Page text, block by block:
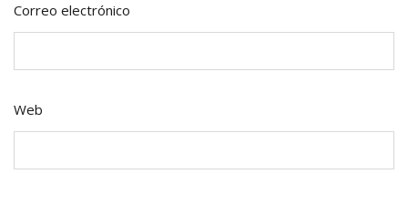
Correo electrónico
Web